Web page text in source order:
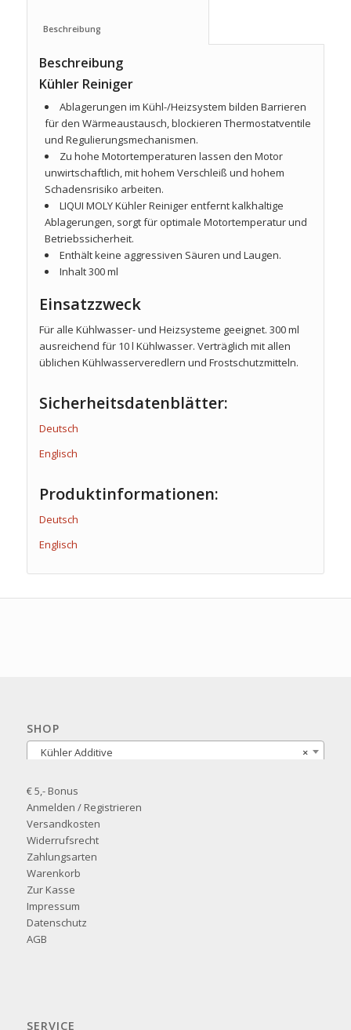
Beschreibung
Kühler Reiniger
Ablagerungen im Kühl-/Heizsystem bilden Barrieren
für den Wärmeaustausch, blockieren Thermostatventile
und Regulierungsmechanismen.
Zu hohe Motortemperaturen lassen den Motor
unwirtschaftlich, mit hohem Verschleiß und hohem
Schadensrisiko arbeiten.
LIQUI MOLY Kühler Reiniger entfernt kalkhaltige
Ablagerungen, sorgt für optimale Motortemperatur und
Betriebssicherheit.
Enthält keine aggressiven Säuren und Laugen.
Inhalt 300 ml
Einsatzzweck
Für alle Kühlwasser- und Heizsysteme geeignet. 300 ml
ausreichend für 10 l Kühlwasser. Verträglich mit allen
üblichen Kühlwasserveredlern und Frostschutzmitteln.
Sicherheitsdatenblätter:
Deutsch
Englisch
Produktinformationen:
Deutsch
Englisch
SHOP
×
Kühler Additive
€ 5,- Bonus
Anmelden / Registrieren
Versandkosten
Widerrufsrecht
Zahlungsarten
Warenkorb
Zur Kasse
Impressum
Datenschutz
AGB
SERVICE